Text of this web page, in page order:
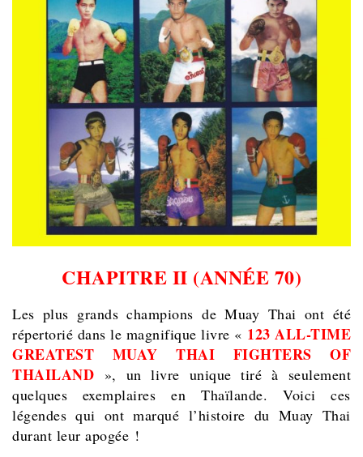
CHAPITRE II (ANNÉE 70)
Les plus grands champions de Muay Thai ont été
répertorié dans le magnifique livre « 123 ALL-TIME
GREATEST MUAY THAI FIGHTERS OF
THAILAND », un livre unique tiré à seulement
quelques exemplaires en Thaïlande. Voici ces
légendes qui ont marqué l’histoire du Muay Thai
durant leur apogée !